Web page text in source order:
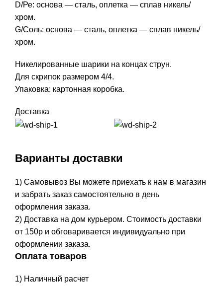
D/Ре: основа — сталь, оплетка — сплав никель/
хром.
G/Соль: основа — сталь, оплетка — сплав никель/
хром.
Никелированные шарики на концах струн.
Для скрипок размером 4/4.
Упаковка: картонная коробка.
Доставка
Варианты доставки
1) Самовывоз Вы можете приехать к нам в магазин
и забрать заказ самостоятельно в день
оформления заказа.
2) Доставка на дом курьером. Стоимость доставки
от 150р и обговаривается индивидуально при
оформлении заказа.
Оплата товаров
1) Наличный расчет